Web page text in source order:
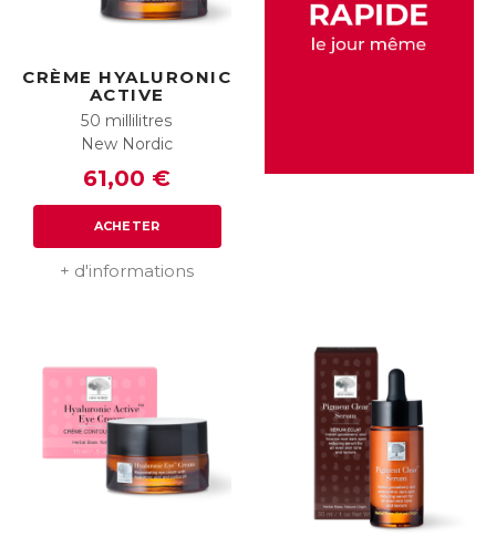
CRÈME HYALURONIC
ACTIVE
50 millilitres
New Nordic
61,00 €
ACHETER
+ d'informations